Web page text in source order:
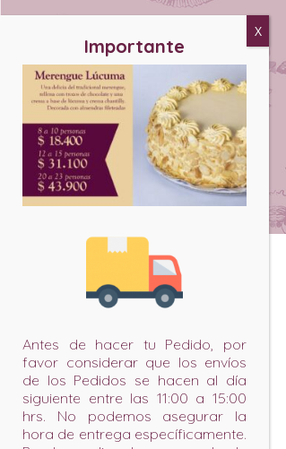
Antes de hacer tu Pedido, por
favor considerar que los envíos
de los Pedidos se hacen al día
siguiente entre las 11:00 a 15:00
hrs. No podemos asegurar la
hora de entrega específicamente.